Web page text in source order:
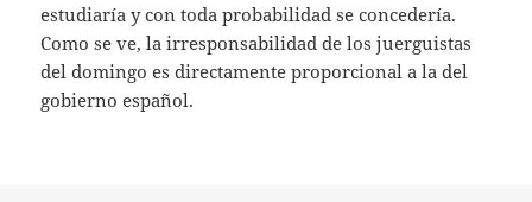
estudiaría y con toda probabilidad se concedería.
Como se ve, la irresponsabilidad de los juerguistas
del domingo es directamente proporcional a la del
gobierno español.